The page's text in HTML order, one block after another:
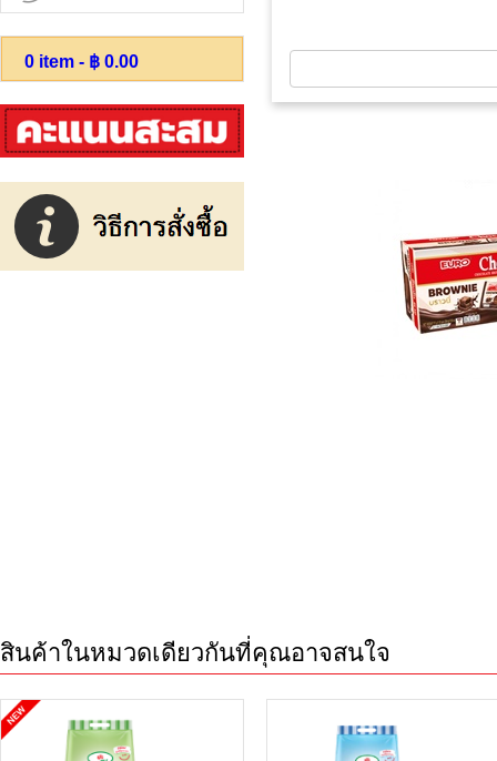
0 item - ฿ 0.00
สินค้าในหมวดเดียวกันที่คุณอาจสนใจ